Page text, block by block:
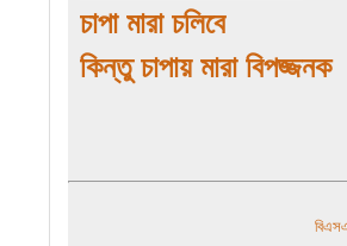
চাপা মারা চলিবে
কিন্তু চাপায় মারা বিপজ্জনক